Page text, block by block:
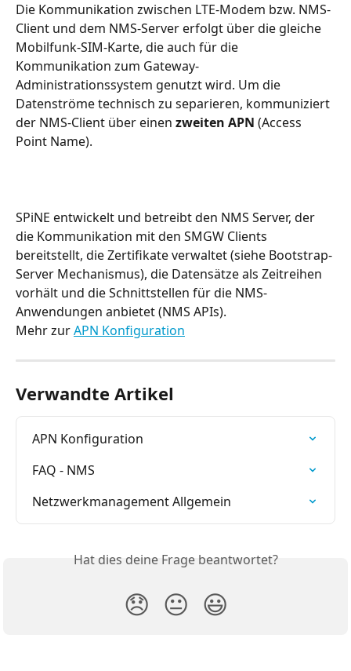
Die Kommunikation zwischen LTE-Modem bzw. NMS-
Client und dem NMS-Server erfolgt über die gleiche
Mobilfunk-SIM-Karte, die auch für die
Kommunikation zum Gateway-
Administrationssystem genutzt wird. Um die
Datenströme technisch zu separieren, kommuniziert
der NMS-Client über einen zweiten APN (Access
Point Name).
SPiNE entwickelt und betreibt den NMS Server, der
die Kommunikation mit den SMGW Clients
bereitstellt, die Zertifikate verwaltet (siehe Bootstrap-
Server Mechanismus), die Datensätze als Zeitreihen
vorhält und die Schnittstellen für die NMS-
Anwendungen anbietet (NMS APIs).
Mehr zur APN Konfiguration
Verwandte Artikel
APN Konfiguration
FAQ - NMS
Netzwerkmanagement Allgemein
Hat dies deine Frage beantwortet?
😞 😐 😃